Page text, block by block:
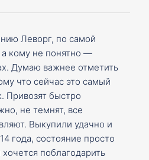
Леворг, по самой
кому не понятно —
Думаю важнее отметить
что сейчас это самый
Привозят быстро
не темнят, все
Выкупили удачно и
года, состояние просто
поблагодарить